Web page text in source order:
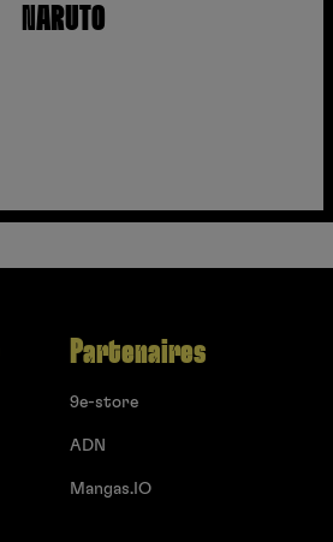
NARUTO
Partenaires
9e-store
ADN
Mangas.IO